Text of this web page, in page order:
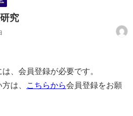
究
、会員登録が必要です。
は、
こちらから会員登録をお願